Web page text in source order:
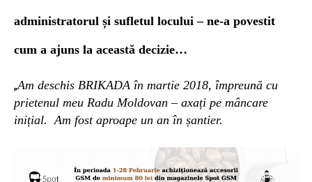
administratorul și sufletul locului – ne-a povestit
cum a ajuns la această decizie…
„Am deschis BRIKADA în martie 2018, împreună cu
prietenul meu Radu Moldovan – axați pe mâncare
inițial. Am fost aproape un an în șantier.